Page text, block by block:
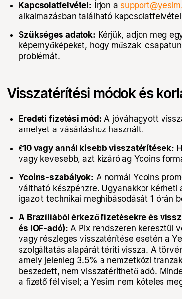
Kapcsolatfelvétel: Írjon a
alkalmazásban található
Szükséges adatok: Kérjük, adjon meg
képernyőképeket, hogy műszaki
problémát.
Visszatérítési módok és
Eredeti fizetési mód: A jóváhagyott
amelyet a vásárláshoz használt.
€10 vagy annál kisebb visszatérítések:
vagy kevesebb, azt kizárólag Ycoins
Ycoins-szabályok: A normál Ycoins
váltható készpénzre. Ugyanakkor
igazolt technikai meghibásodását 1 órán
A Brazíliából érkező fizetésekre és
és IOF-adó): A Pix rendszeren keresztül
vagy részleges visszatérítése esetén a
szolgáltatás alapárát téríti vissza. A
amely jelenleg 3.5% a nemzetközi
beszedett, nem visszatéríthető adó.
a fizető fél visel; a Yesim nem köteles